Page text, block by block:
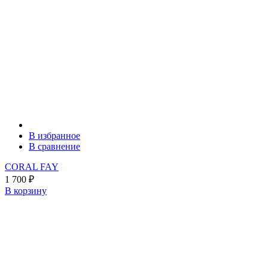
В избранное
В сравнение
CORAL FAY
1 700 ₽
В корзину